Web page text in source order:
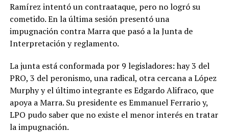
Ramírez intentó un contraataque, pero no logró su
cometido. En la última sesión presentó una
impugnación contra Marra que pasó a la Junta de
Interpretación y reglamento.
La junta está conformada por 9 legisladores: hay 3 del
PRO, 3 del peronismo, una radical, otra cercana a López
Murphy y el último integrante es Edgardo Alifraco, que
apoya a Marra. Su presidente es Emmanuel Ferrario y,
LPO pudo saber que no existe el menor interés en tratar
la impugnación.